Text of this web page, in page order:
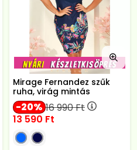
Mirage Fernandez szűk
ruha, virág mintás
20 16 990Ft
13 590 Ft